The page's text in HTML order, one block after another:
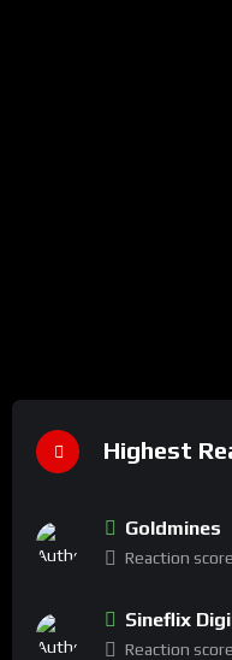
Highest
Goldmines
Reaction
Sineflix
Reaction